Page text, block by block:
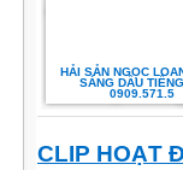
HẢI SẢN NGỌC
SÁNG DẦU
0909.571.5
CLIP HOẠT